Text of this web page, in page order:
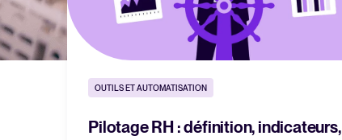
OUTILS ET AUTOMATISATION
Pilotage RH : définition, indicateurs,